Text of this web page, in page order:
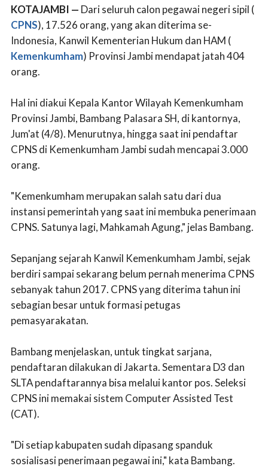
KOTAJAMBI — Dari seluruh calon pegawai negeri sipil (
CPNS), 17.526 orang, yang akan diterima se-
Indonesia, Kanwil Kementerian Hukum dan HAM (
Kemenkumham) Provinsi Jambi mendapat jatah 404
orang.
Hal ini diakui Kepala Kantor Wilayah Kemenkumham
Provinsi Jambi, Bambang Palasara SH, di kantornya,
Jum'at (4/8). Menurutnya, hingga saat ini pendaftar
CPNS di Kemenkumham Jambi sudah mencapai 3.000
orang.
"Kemenkumham merupakan salah satu dari dua
instansi pemerintah yang saat ini membuka penerimaan
CPNS. Satunya lagi, Mahkamah Agung," jelas Bambang.
Sepanjang sejarah Kanwil Kemenkumham Jambi, sejak
berdiri sampai sekarang belum pernah menerima CPNS
sebanyak tahun 2017. CPNS yang diterima tahun ini
sebagian besar untuk formasi petugas
pemasyarakatan.
Bambang menjelaskan, untuk tingkat sarjana,
pendaftaran dilakukan di Jakarta. Sementara D3 dan
SLTA pendaftarannya bisa melalui kantor pos. Seleksi
CPNS ini memakai sistem Computer Assisted Test
(CAT).
"Di setiap kabupaten sudah dipasang spanduk
sosialisasi penerimaan pegawai ini," kata Bambang.